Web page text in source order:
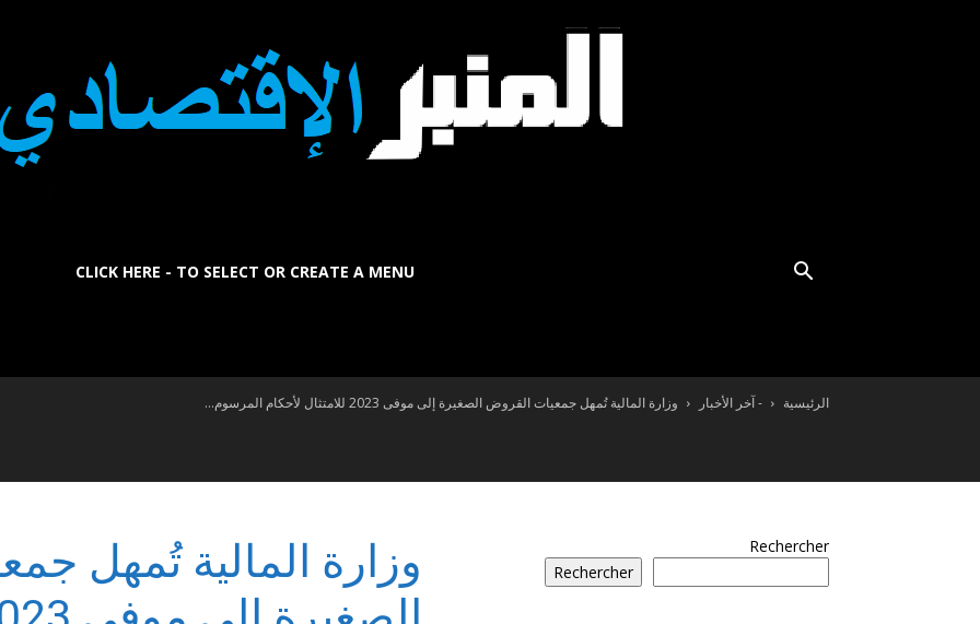
بالعربي
CLICK HERE - TO SELECT OR CREATE A MENU
الرئيسية - آخر الأخبار وزارة المالية تُمهل جمعيات القروض الصغيرة إلى موفى 2023 للامتثال لأحكام المرسوم...
وزارة المالية تُمهل
Rechercher
Rechercher